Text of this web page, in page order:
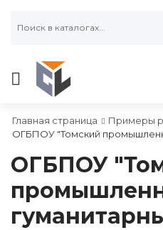
Главная страница
Примеры
ОГБПОУ "Томский
ОГБПОУ